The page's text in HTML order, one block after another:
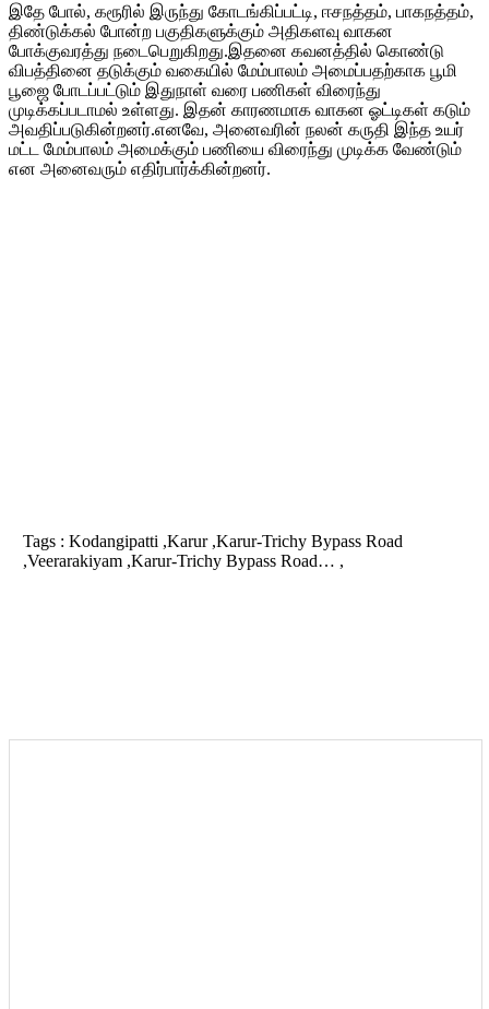
இதே போல், கரூரில் இருந்து கோடங்கிப்பட்டி, ஈசநத்தம், பாகநத்தம்,
திண்டுக்கல் போன்ற பகுதிகளுக்கும் அதிகளவு வாகன
போக்குவரத்து நடைபெறுகிறது.இதனை கவனத்தில் கொண்டு
விபத்தினை தடுக்கும் வகையில் மேம்பாலம் அமைப்பதற்காக பூமி
பூஜை போடப்பட்டும் இதுநாள் வரை பணிகள் விரைந்து
முடிக்கப்படாமல் உள்ளது. இதன் காரணமாக வாகன ஓட்டிகள் கடும்
அவதிப்படுகின்றனர்.எனவே, அனைவரின் நலன் கருதி இந்த உயர்
மட்ட மேம்பாலம் அமைக்கும் பணியை விரைந்து முடிக்க வேண்டும்
என அனைவரும் எதிர்பார்க்கின்றனர்.
Tags : Kodangipatti ,Karur ,Karur-Trichy Bypass Road
,Veerarakiyam ,Karur-Trichy Bypass Road… ,